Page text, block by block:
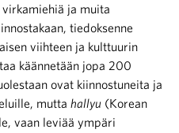
ja muita
tiedoksenne
viihteen ja kulttuurin
käännetään jopa 200
ovat kiinnostuneita ja
mutta hallyu (Korean
vaan leviää ympäri